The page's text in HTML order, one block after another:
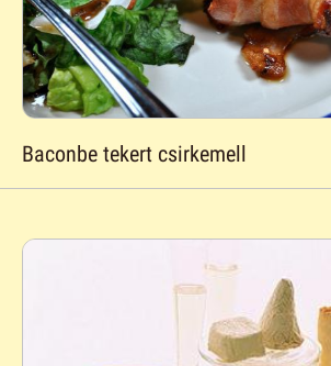
Baconbe tekert csirkemell